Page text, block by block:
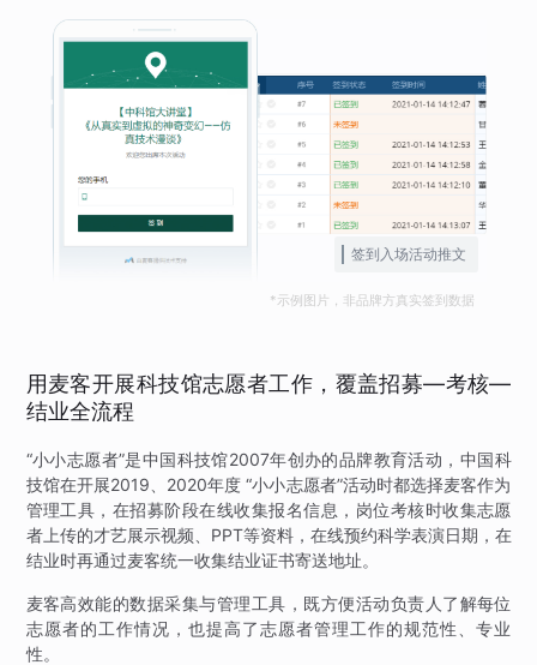
签到入场活动推文
*示例图片，非品牌方真实签到数据
用麦客开展科技馆志愿者工作，覆盖招募—考核—
结业全流程
“小小志愿者”是中国科技馆2007年创办的品牌教育活动，中国科
技馆在开展2019、2020年度 “小小志愿者”活动时都选择麦客作为
管理工具，在招募阶段在线收集报名信息，岗位考核时收集志愿
者上传的才艺展示视频、PPT等资料，在线预约科学表演日期，在
结业时再通过麦客统一收集结业证书寄送地址。
麦客高效能的数据采集与管理工具，既方便活动负责人了解每位
志愿者的工作情况，也提高了志愿者管理工作的规范性、专业
性。